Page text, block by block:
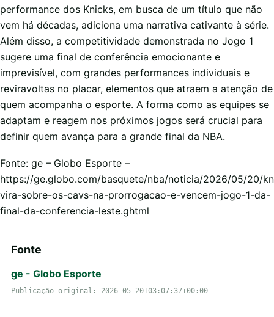
performance dos Knicks, em busca de um título que não
vem há décadas, adiciona uma narrativa cativante à série.
Além disso, a competitividade demonstrada no Jogo 1
sugere uma final de conferência emocionante e
imprevisível, com grandes performances individuais e
reviravoltas no placar, elementos que atraem a atenção de
quem acompanha o esporte. A forma como as equipes se
adaptam e reagem nos próximos jogos será crucial para
definir quem avança para a grande final da NBA.
Fonte: ge – Globo Esporte –
https://ge.globo.com/basquete/nba/noticia/2026/05/20/
vira-sobre-os-cavs-na-prorrogacao-e-vencem-jogo-1-da-
final-da-conferencia-leste.ghtml
Fonte
ge - Globo Esporte
Publicação original: 2026-05-20T03:07:37+00:00